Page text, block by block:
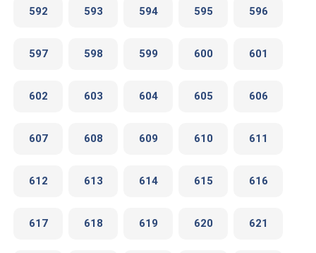
592 593 594 595 596
597 598 599 600 601
602 603 604 605 606
607 608 609 610 611
612 613 614 615 616
617 618 619 620 621